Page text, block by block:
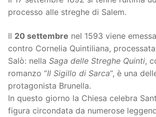
processo alle streghe di Salem.
Il 20 settembre nel 1593 viene
contro Cornelia Quintiliana,
Salò: nella Saga delle Streghe Quinti,
romanzo “Il Sigillo di Sarca“, è una
protagonista Brunella.
In questo giorno la Chiesa celebra
figura circondata da numerose